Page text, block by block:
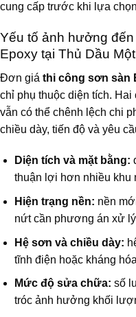
cung cấp trước khi lựa
Yếu tố ảnh hưởng
Epoxy tại Thủ Dầu Một
Đơn giá thi công sơn sàn
chỉ phụ thuộc diện tích. Hai
vẫn có thể chênh lệch chi
chiều dày, tiến độ và yêu
Diện tích và mặt bằng:
thuận lợi hơn nhiều khu
Hiện trạng nền: nền
nứt cần phương án xử
Hệ sơn và chiều dày:
tĩnh điện hoặc kháng
Mức độ sửa chữa: số
tróc ảnh hưởng khối